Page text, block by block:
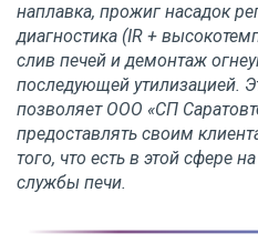
наплавка, прожиг насадок
диагностика (IR +
слив печей и демонтаж
последующей утилизацией.
позволяет ООО «СП
предоставлять своим
того, что есть в этой сфере
службы печи.